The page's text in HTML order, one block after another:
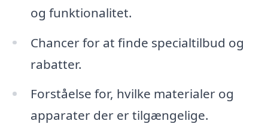
og funktionalitet.
Chancer for at finde specialtilbud og
rabatter.
Forståelse for, hvilke materialer og
apparater der er tilgængelige.